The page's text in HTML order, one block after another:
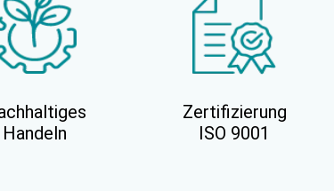
Handeln
Zertifizierung
ISO 9001